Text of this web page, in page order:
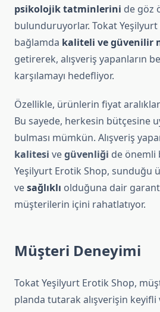
psikolojik tatminlerini de göz
bulunduruyorlar. Tokat
bağlamda kaliteli ve güvenilir
getirerek, alışveriş yapanların
karşılamayı hedefliyor.
Özellikle, ürünlerin fiyat
Bu sayede, herkesin bütçesine
bulması mümkün. Alışveriş
kalitesi vegüvenliği de önemli
Yeşilyurt Erotik Shop, sunduğu
vesağlıklı olduğuna dair
müşterilerin içini rahatlatıyor.
Müşteri Deneyimi
Tokat Yeşilyurt Erotik Shop,
planda tutarak alışverişin